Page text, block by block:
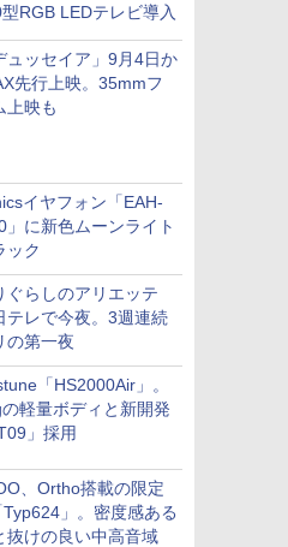
RGB LEDテレビ導入
ュッセイア」9月4日か
先行上映。35mmフ
上映も
イヤフォン「EAH-
」に新色ムーンライト
ック
ぐらしのアリエッテ
テレで今夜。3週連続
の第一夜
「HS2000Air」。
軽量ボディと新開発
」採用
、Ortho搭載の限定
Typ624」。密度感ある
抜けの良い中高音域